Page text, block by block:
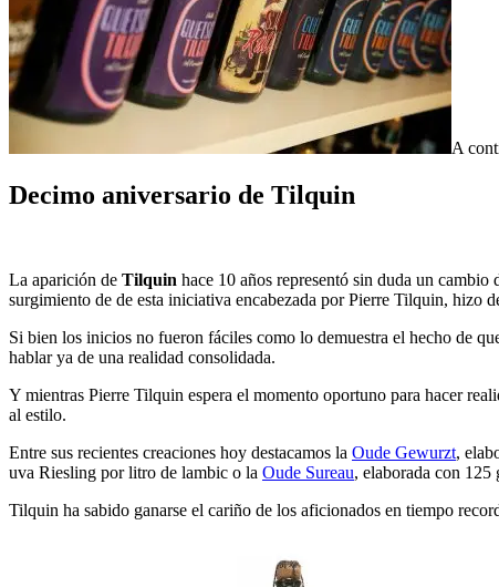
A
Decimo aniversario de Tilquin
La aparición de Tilquin hace 10 años representó sin duda un cambio
surgimiento de de esta iniciativa encabezada por Pierre Tilquin, hizo
Si bien los inicios no fueron fáciles como lo demuestra el hecho de
hablar ya de una realidad consolidada.
Y mientras Pierre Tilquin espera el momento oportuno para hacer
al estilo.
Entre sus recientes creaciones hoy destacamos la Oude Gewurzt,
uva Riesling por litro de lambic o la Oude Sureau, elaborada con 125
Tilquin ha sabido ganarse el cariño de los aficionados en tiempo